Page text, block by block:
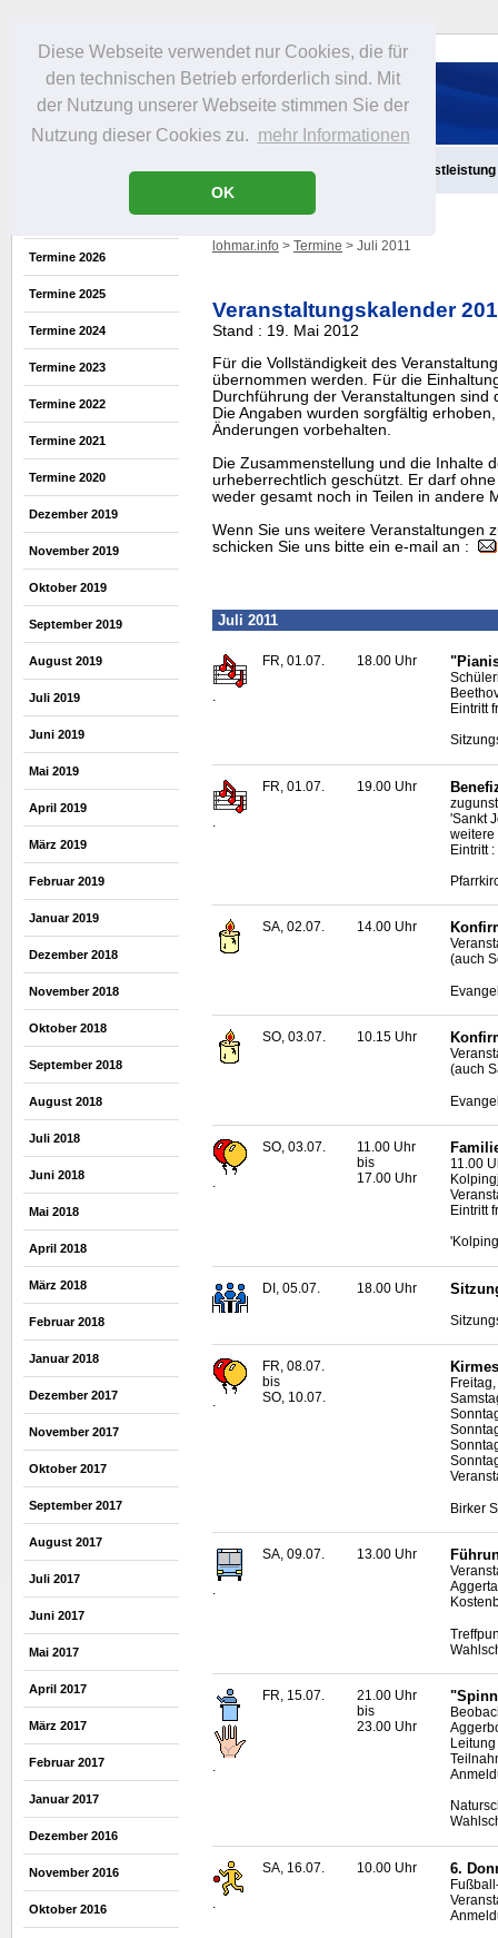
Diese Webseite verwendet nur Cookies, die für
den technischen Betrieb erforderlich sind. Mit
der Nutzung unserer Webseite stimmen Sie der
Nutzung dieser Cookies zu. mehr Informationen
OK
Infos Freizeit Gastronomie Dienstleistung
Termine 2026
Termine 2025
Termine 2024
Termine 2023
Termine 2022
Termine 2021
Termine 2020
Dezember 2019
November 2019
Oktober 2019
September 2019
August 2019
Juli 2019
Juni 2019
Mai 2019
April 2019
März 2019
Februar 2019
Januar 2019
Dezember 2018
November 2018
Oktober 2018
September 2018
August 2018
Juli 2018
Juni 2018
Mai 2018
April 2018
März 2018
Februar 2018
Januar 2018
Dezember 2017
November 2017
Oktober 2017
September 2017
August 2017
Juli 2017
Juni 2017
Mai 2017
April 2017
März 2017
Februar 2017
Januar 2017
Dezember 2016
November 2016
Oktober 2016
lohmar.info > Termine > Juli 2011
Veranstaltungskalender
Stand : 19. Mai 2012
Für die Vollständigkeit des
übernommen werden. Für die
Durchführung der Veranstaltungen sind
Die Angaben wurden sorgfältig
Änderungen vorbehalten.
Die Zusammenstellung und die Inhalte
urheberrechtlich geschützt. Er darf
weder gesamt noch in Teilen in andere
Wenn Sie uns weitere Veranstaltungen
schicken Sie uns bitte ein e-mail an :
Juli 2011
FR, 01.07. 18.00 Uhr
Eintritt
FR, 01.07. 19.00 Uhr
'Sankt
weitere
Eintritt
SA, 02.07. 14.00 Uhr
(auch
SO, 03.07. 10.15 Uhr
(auch
.
SO, 03.07.
11.00 Uhr
bis
17.00 Uhr
11.00
Eintritt
DI, 05.07. 18.00 Uhr
.
FR, 08.07.
bis
SO, 10.07.
Birker
.
SA, 09.07. 13.00 Uhr
.
FR, 15.07.
21.00 Uhr
bis
23.00 Uhr
.
SA, 16.07. 10.00 Uhr 6.